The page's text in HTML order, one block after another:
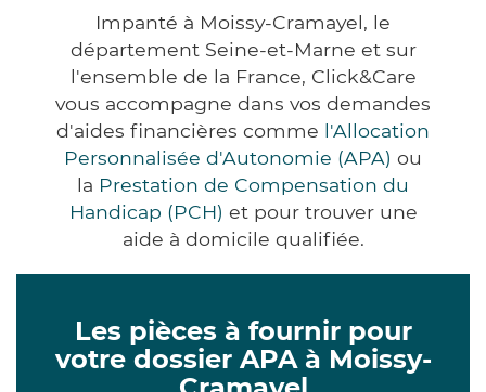
Impanté à Moissy-Cramayel, le
département Seine-et-Marne et sur
l'ensemble de la France, Click&Care
vous accompagne dans vos demandes
d'aides financières comme l'Allocation
Personnalisée d'Autonomie (APA) ou
la Prestation de Compensation du
Handicap (PCH) et pour trouver une
aide à domicile qualifiée.
Les pièces à fournir pour
votre dossier APA à Moissy-